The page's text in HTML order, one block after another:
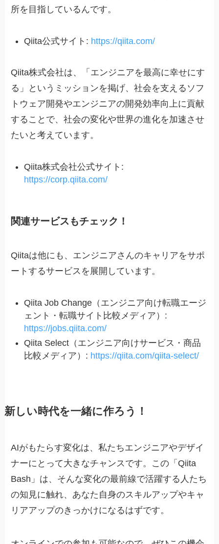
所を目指しているんです。
Qiita公式サイト: https://qiita.com/
Qiita株式会社は、「エンジニアを最高に幸せにす
る」というミッションを掲げ、社会を支えるソフ
トウェア開発やエンジニアの開発効率向上に貢献
することで、社会の変化や世界の進化を加速させ
たいと考えています。
Qiita株式会社公式サイト:
https://corp.qiita.com/
関連サービスもチェック！
Qiitaは他にも、エンジニアさんのキャリアをサポ
ートするサービスを展開しています。
Qiita Job Change（エンジニア向け転職エージ
ェント・転職サイト比較メディア）:
https://jobs.qiita.com/
Qiita Select（エンジニア向けサービス・商品
比較メディア）: https://qiita.com/qiita-select/
新しい時代を一緒に作ろう！
AIがもたらす変化は、私たちエンジニアやデザイ
ナーにとって大きなチャンスです。この「Qiita
Bash」は、そんな変化の最前線で活躍する人たち
の知見に触れ、あなた自身のスキルアップやキャ
リアアップのきっかけになるはずです。